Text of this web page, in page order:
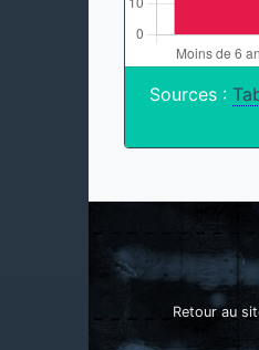
Sources :
Retour au